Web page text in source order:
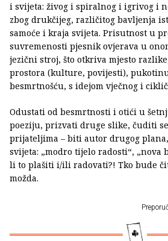
i svijeta: živog i spiralnog i igrivog i
zbog drukčijeg, različitog bavljenja
samoće i kraja svijeta. Prisutnost u
suvremenosti pjesnik ovjerava u
jezični stroj, što otkriva mjesto
prostora (kulture, povijesti),
besmrtnošću, s idejom vječnog i
Odustati od besmrtnosti i otići u
poeziju, prizvati druge slike, čuditi
prijateljima – biti autor drugog
svijeta: „modro tijelo radosti“, „nova
li to plašiti i/ili radovati?! Tko bude
možda.